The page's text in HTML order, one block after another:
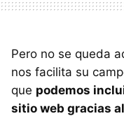
Pero no se queda
nos facilita su
que podemos
sitio web gracias